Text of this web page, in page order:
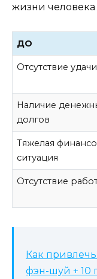
жизни человека
ДО
Отсутствие удачи
Наличие
долгов
Тяжелая
ситуация
Отсутствие
Как
фэн-шуй + 10